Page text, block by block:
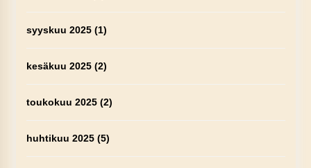
syyskuu 2025(1)
kesäkuu 2025(2)
toukokuu 2025(2)
huhtikuu 2025(5)